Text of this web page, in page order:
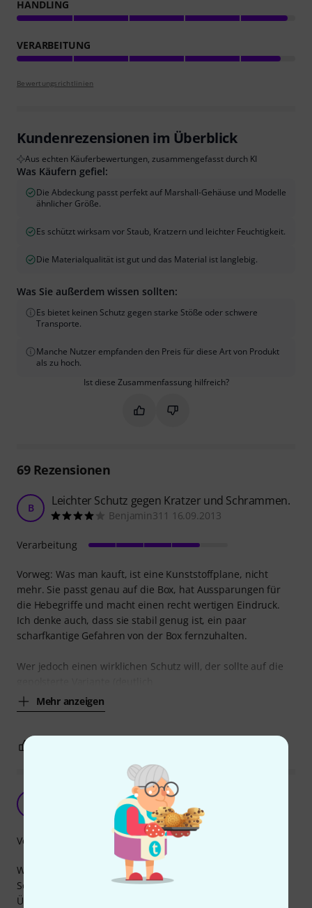
HANDLING
VERARBEITUNG
Bewertungsrichtlinien
Kundenrezensionen im Überblick
Aus echten Käuferbewertungen, zusammengefasst durch KI
Was Käufern gefiel:
Die Abdeckung passt perfekt auf Marshall-Gehäuse und Modelle
ähnlicher Größe.
Es schützt wirksam vor Staub, Kratzern und leichter Feuchtigkeit.
Die Materialqualität ist gut und das Material ist langlebig.
Was Sie außerdem wissen sollten:
Es bietet keinen Schutz gegen starke Stöße oder schwere
Transporte.
Manche Nutzer empfanden den Preis für diese Art von Produkt
als zu hoch.
Ist diese Zusammenfassung hilfreich?
Markieren Sie diese
Markieren Sie diese
69Rezensionen
B Leichter Schutz gegen Kratzer und Schrammen.
Benjamin311 16.09.2013
Vorweg: Was man kauft, ist eine Kunststoffplane, nicht
mehr. Sie passt genau auf die Box, hat Aussparungen für
die Hebegriffe und macht einen recht wertigen Eindruck.
Ich denke auch, dass sie stabil genug ist, ein paar
scharfkantige Gefahren von der Box fernzuhalten.
Wer jedoch einen wirklichen Schutz will, der sollte auf die
Mehr anzeigen
Verarbeitung
Because it's worth it!
TS MUC 16.07.2018
Weil es einem der gute Sound wert sein sollte - also der
Schutz in Form des dezent in schwarz gehaltenen
Überziehers mit Original Schriftzug.
Verarbeitung